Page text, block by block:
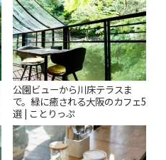
公園ビューから川床テラスま
で。緑に癒される大阪のカフェ5
選 | ことりっぷ